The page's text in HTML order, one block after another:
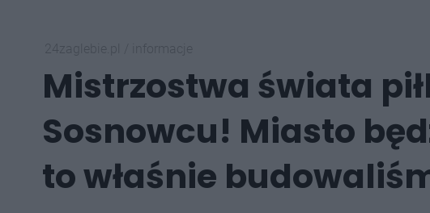
Mistrzostwa świata
Sosnowcu! Miasto
to właśnie